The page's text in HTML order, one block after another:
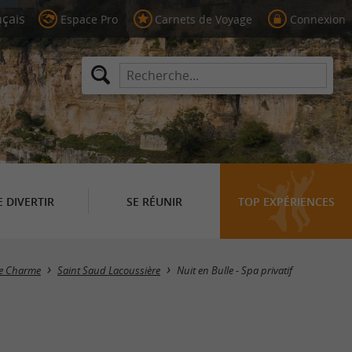
Espace Pro Carnets de Voyage Connexion
DIVERTIR SE RÉUNIR TOP EXPÉRIENCES
Charme Saint Saud Lacoussière Nuit en Bulle - Spa privatif